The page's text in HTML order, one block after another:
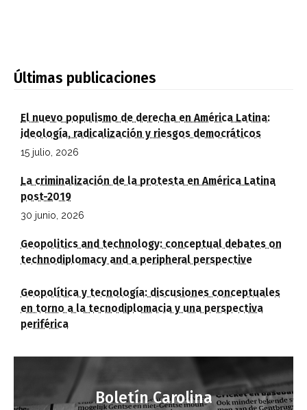
Últimas publicaciones
El nuevo populismo de derecha en América Latina:
ideología, radicalización y riesgos democráticos
15 julio, 2026
La criminalización de la protesta en América Latina
post-2019
30 junio, 2026
Geopolitics and technology: conceptual debates on
technodiplomacy and a peripheral perspective
Geopolítica y tecnología: discusiones conceptuales
en torno a la tecnodiplomacia y una perspectiva
periférica
Boletín Carolina